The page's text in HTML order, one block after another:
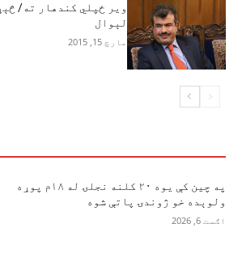
ویر ځپلي کندهار ته/
لېوال
مارچ 15, 2015
په چین کې یوه ۲۰ کلنه نجلۍ له ۱۸م پوړه
ولوېده خو ژوندۍ پاتې شوه
اګست 6, 2026